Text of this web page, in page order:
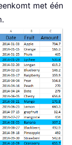
met één